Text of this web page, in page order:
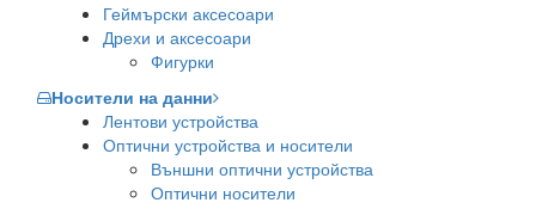
Геймърски аксесоари
Дрехи и аксесоари
Фигурки
Носители на данни
Лентови устройства
Оптични устройства и носители
Външни оптични устройства
Оптични носители